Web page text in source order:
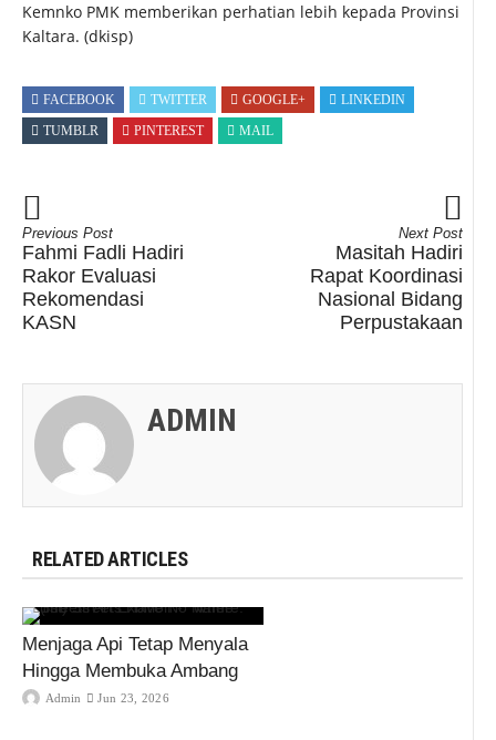
Kemnko PMK memberikan perhatian lebih kepada Provinsi
Kaltara. (dkisp)
FACEBOOK TWITTER GOOGLE+
LINKEDIN
TUMBLR
PINTEREST MAIL
Previous Post
Fahmi Fadli Hadiri
Rakor Evaluasi
Rekomendasi
KASN
Next Post
Masitah Hadiri
Rapat Koordinasi
Nasional Bidang
Perpustakaan
ADMIN
RELATED ARTICLES
Menjaga Api Tetap Menyala
Hingga Membuka Ambang
Admin Jun 23, 2026